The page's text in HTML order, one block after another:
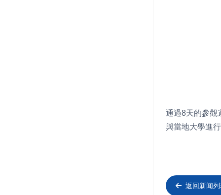
通過8天的參觀
與當地大學進
返回新闻